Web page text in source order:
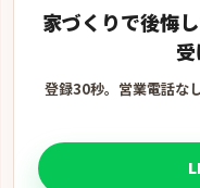
家づくりで後悔
受
登録30秒。営業電話な